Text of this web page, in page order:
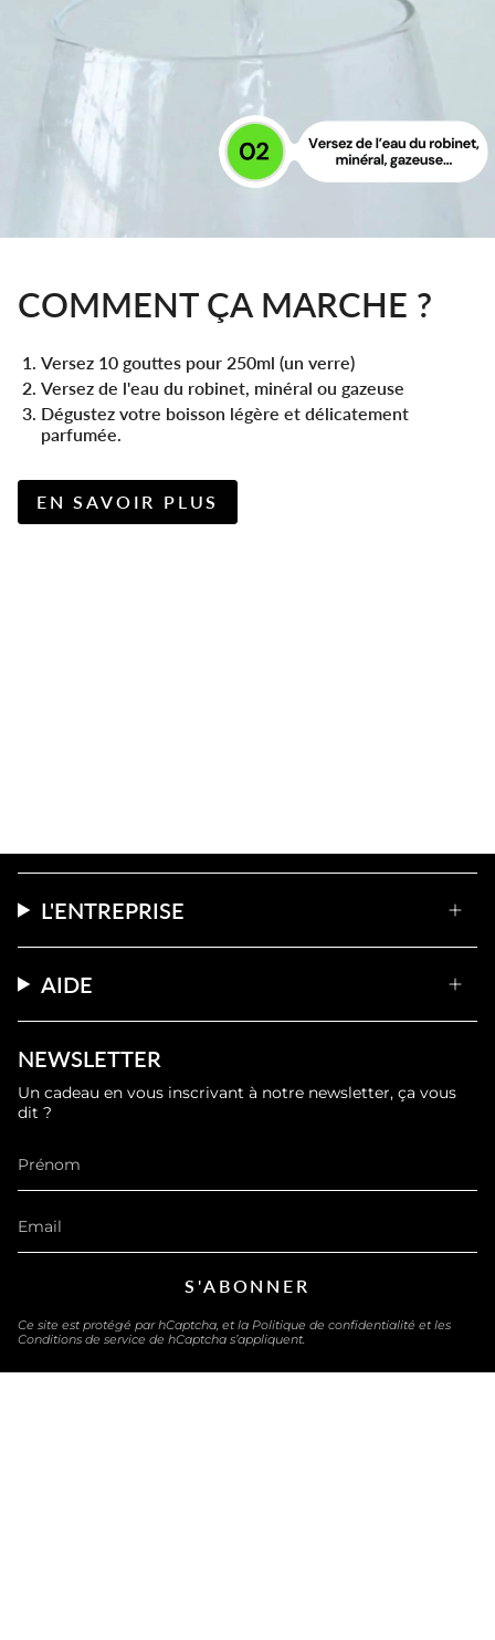
COMMENT ÇA MARCHE ?
Versez 10 gouttes pour 250ml (un verre)
Versez de l'eau du robinet, minéral ou gazeuse
Dégustez votre boisson légère et délicatement
parfumée.
EN SAVOIR PLUS
L'ENTREPRISE
AIDE
NEWSLETTER
Un cadeau en vous inscrivant à notre newsletter, ça vous
dit ?
S'ABONNER
Ce site est protégé par hCaptcha, et la Politique de confidentialité et les
Conditions de service de hCaptcha s’appliquent.